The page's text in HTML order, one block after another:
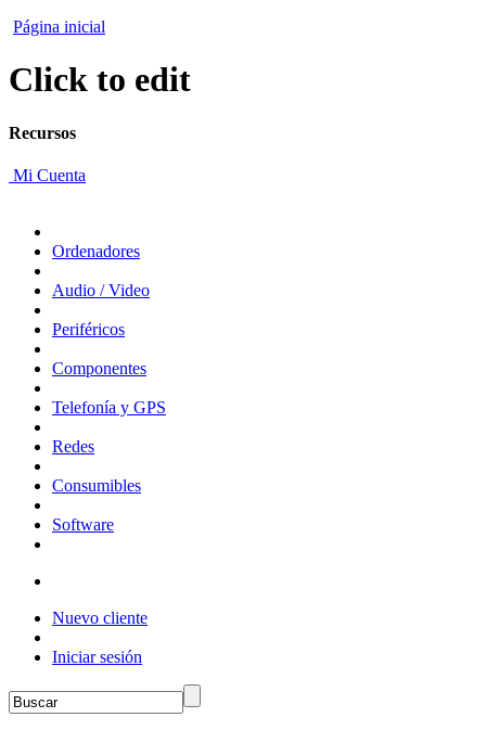
Página inicial
Click to edit
Recursos
Mi Cuenta
Ordenadores
Audio / Video
Periféricos
Componentes
Telefonía y GPS
Redes
Consumibles
Software
Nuevo cliente
Iniciar sesión